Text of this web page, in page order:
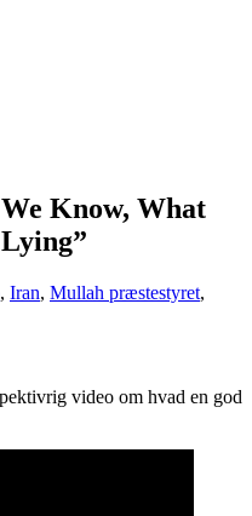
Know, What
, Iran, Mullah præstestyret,
video om hvad en god